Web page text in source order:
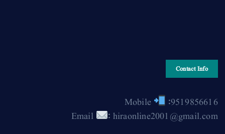
Contact Info
Mobile
:9519856616
Email
: hiraonline2001@gmail.com